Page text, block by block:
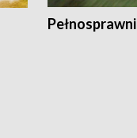
Pełnosprawni